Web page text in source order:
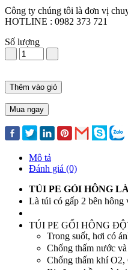
Công ty chúng tôi là đơn vị
HOTLINE : 0982 373 721
Số lượng
Thêm vào giỏ
Mua ngay
Mô tả
Đánh giá (0)
TÚI PE GÓI HÔNG
Là túi có gấp 2 bên hông
TÚI PE GỐI HÔNG
Trong suốt, hơi có
Chống thấm nước
Chống thấm khí O2,